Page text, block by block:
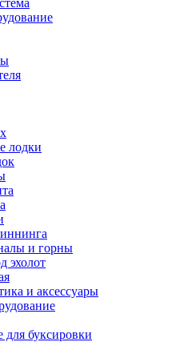
лодки
и горны
эхолот
и аксессуары
для буксировки